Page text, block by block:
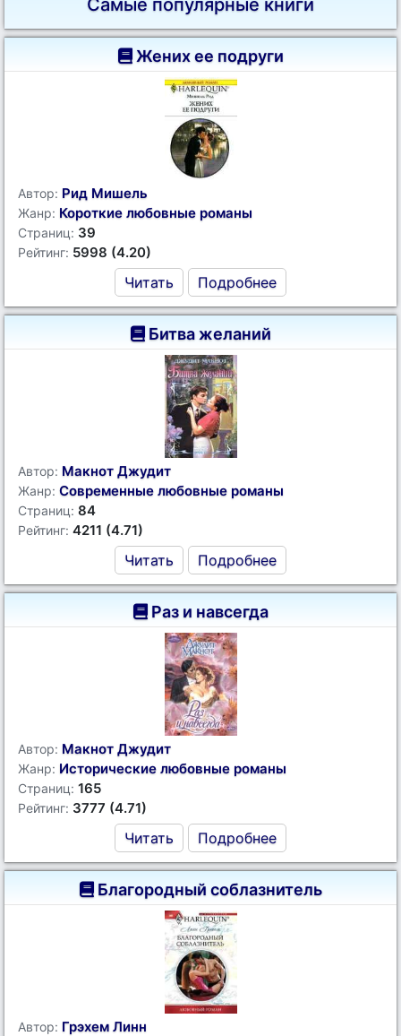
Самые популярные книги
Жених ее подруги
Автор: Рид Мишель
Жанр: Короткие любовные романы
Страниц: 39
Рейтинг: 5998 (4.20)
Читать Подробнее
Битва желаний
Автор: Макнот Джудит
Жанр: Современные любовные романы
Страниц: 84
Рейтинг: 4211 (4.71)
Читать Подробнее
Раз и навсегда
Автор: Макнот Джудит
Жанр: Исторические любовные романы
Страниц: 165
Рейтинг: 3777 (4.71)
Читать Подробнее
Благородный соблазнитель
Автор: Грэхем Линн